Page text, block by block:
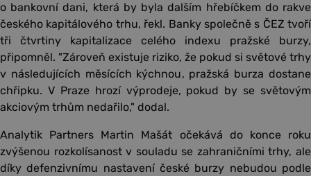
o bankovní dani, která by byla dalším hřebíčkem do rakve
českého kapitálového trhu, řekl. Banky společně s ČEZ tvoří
tři čtvrtiny kapitalizace celého indexu pražské burzy,
připomněl. "Zároveň existuje riziko, že pokud si světové trhy
v následujících měsících kýchnou, pražská burza dostane
chřipku. V Praze hrozí výprodeje, pokud by se světovým
akciovým trhům nedařilo," dodal.
Analytik Partners Martin Mašát očekává do konce roku
zvýšenou rozkolísanost v souladu se zahraničními trhy, ale
díky defenzivnímu nastavení české burzy nebudou podle